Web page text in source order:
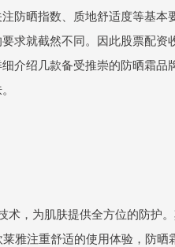
防晒指数、质地舒适度等基
求就截然不同。因此股票配资
介绍几款备受推崇的防晒霜品
，为肌肤提供全方位的防护
雅注重舒适的使用体验，防晒